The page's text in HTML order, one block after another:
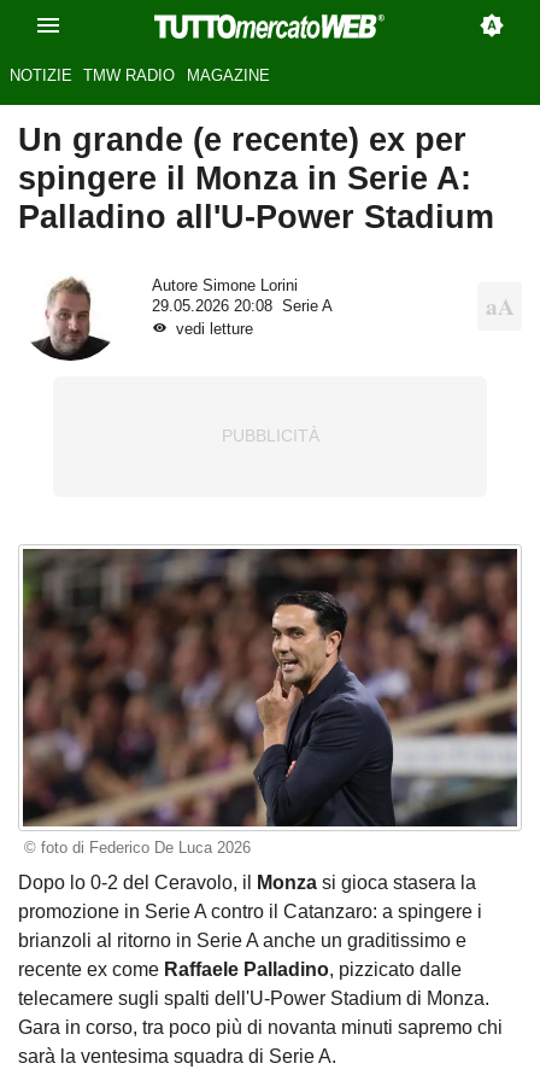
NOTIZIE TMW RADIO MAGAZINE
Un grande (e recente) ex per
spingere il Monza in Serie A:
Palladino all'U-Power Stadium
Autore Simone Lorini
29.05.2026 20:08
Serie A
vedi letture
© foto di Federico De Luca 2026
Dopo lo 0-2 del Ceravolo, il Monza si gioca stasera la
promozione in Serie A contro il Catanzaro: a spingere i
brianzoli al ritorno in Serie A anche un graditissimo e
recente ex come Raffaele Palladino, pizzicato dalle
telecamere sugli spalti dell'U-Power Stadium di Monza.
Gara in corso, tra poco più di novanta minuti sapremo chi
sarà la ventesima squadra di Serie A.